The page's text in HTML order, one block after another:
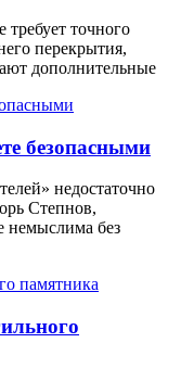
требует точного
перекрытия,
дополнительные
безопасными
недостаточно
Степнов,
немыслима без